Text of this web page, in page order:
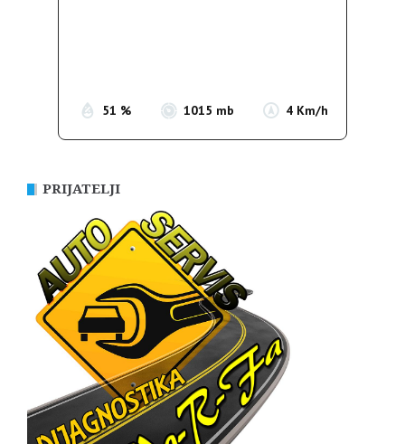
51 % 1015 mb 4 Km/h
PRIJATELJI